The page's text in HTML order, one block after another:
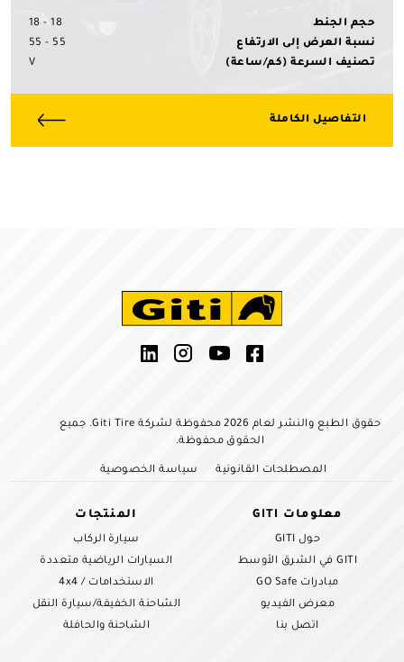
التفاصيل الكاملة
حجم الجنط
18 - 18
نسبة العرض إلى الارتفاع
55 - 55
تصنيف السرعة (كم/ساعة)
V
حقوق الطبع والنشر لعام 2026 محفوظة لشركة Giti Tire. جميع
الحقوق محفوظة.
المصطلحات القانونية سياسة الخصوصية
معلومات GITI
حول GITI
GITI في الشرق الأوسط
مبادرات GO Safe
معرض الفيديو
اتصل بنا
المنتجات
سيارة الركاب
السيارات الرياضية متعددة
الاستخدامات / 4x4
الشاحنة الخفيفة/سيارة النقل
الشاحنة والحافلة